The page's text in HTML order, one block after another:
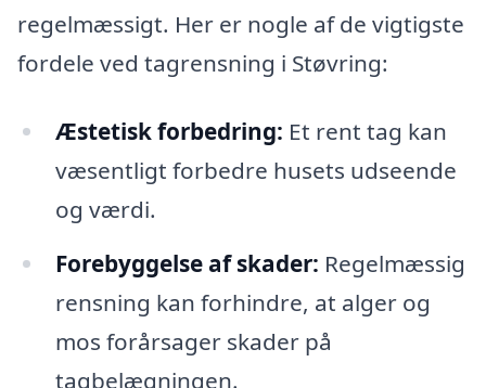
regelmæssigt. Her er nogle af de vigtigste
fordele ved tagrensning i Støvring:
Æstetisk forbedring: Et rent tag kan
væsentligt forbedre husets udseende
og værdi.
Forebyggelse af skader: Regelmæssig
rensning kan forhindre, at alger og
mos forårsager skader på
tagbelægningen.